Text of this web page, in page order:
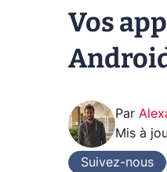
Vos
Par
Mis à
Suivez-nous